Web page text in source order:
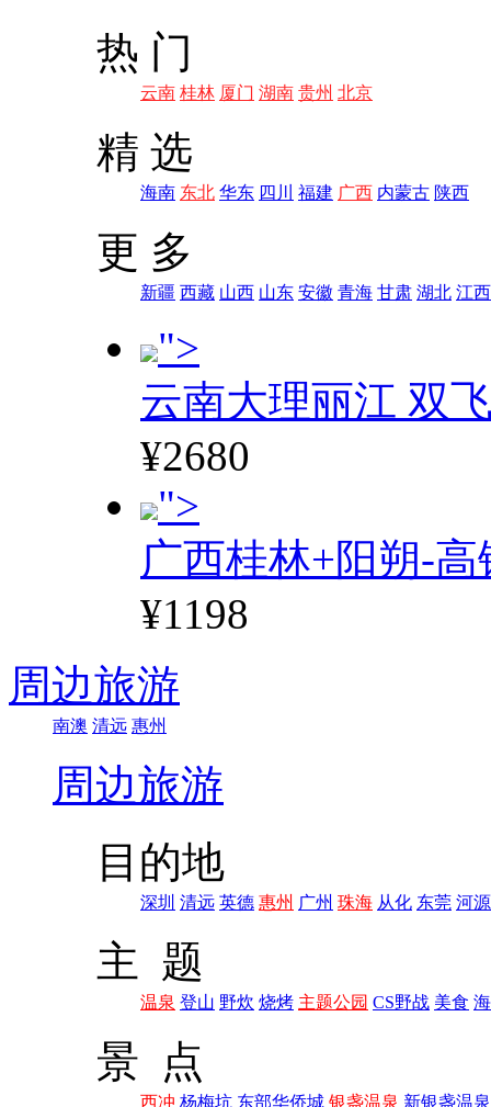
热 门
云南 桂林 厦门 湖南 贵州 北京
精 选
海南 东北 华东 四川 福建 广西 内蒙古 陕西
更 多
新疆 西藏 山西 山东 安徽 青海 甘肃 湖北 江西
">
云南大理丽江 双
¥2680
">
广西桂林+阳朔-高
¥1198
周边旅游
南澳 清远 惠州
周边旅游
目的地
深圳 清远 英德 惠州 广州 珠海 从化 东莞 河源
主 题
温泉 登山 野炊 烧烤 主题公园 CS野战 美食
景 点
西冲 杨梅坑 东部华侨城 银盏温泉 新银盏温泉